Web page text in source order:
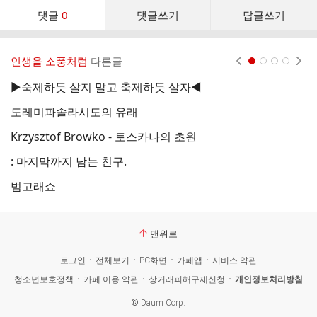
댓글 0 댓글쓰기 답글쓰기
댓
인생을 소풍처럼 다른글
▶숙제하듯 살지 말고 축제하듯 살자◀
도레미파솔라시도의 유래
Krzysztof Browko - 토스카나의 초원
: 마지막까지 남는 친구.
범고래쇼
맨위로
로그인 전체보기 PC화면 카페앱
서비스 약관
청소년보호정책
카페 이용 약관 상거래피해구제신청 개인정보처리방침
© Daum Corp.